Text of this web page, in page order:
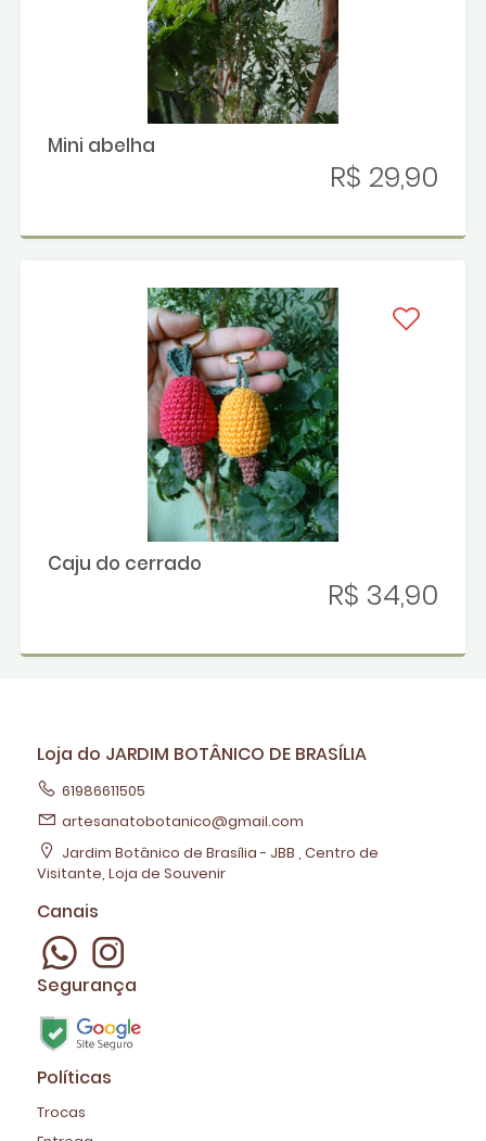
Mini abelha
R$ 29,90
Caju do cerrado
R$ 34,90
Loja do JARDIM BOTÂNICO DE BRASÍLIA
61986611505
artesanatobotanico@gmail.com
Jardim Botânico de Brasília - JBB , Centro de
Visitante, Loja de Souvenir
Canais
Segurança
Políticas
Trocas